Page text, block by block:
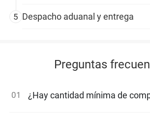
5 Despacho aduanal y entrega
Preguntas
01 ¿Hay cantidad mínima de